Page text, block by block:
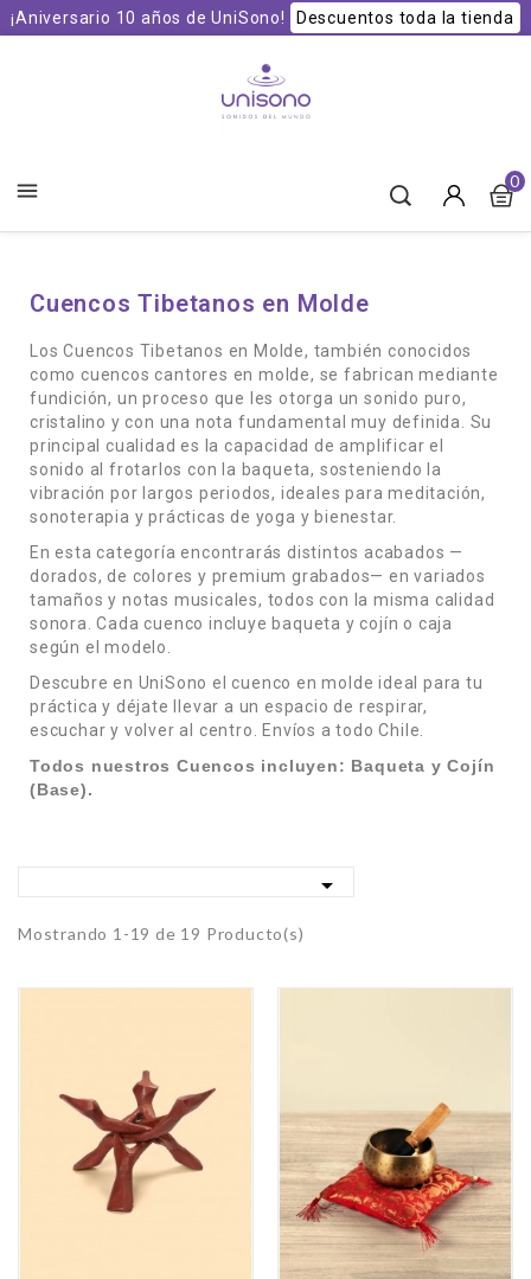
¡Aniversario 10 años de UniSono! Descuentos toda la tienda
 0
Cuencos Tibetanos en Molde
Los Cuencos Tibetanos en Molde, también conocidos
como cuencos cantores en molde, se fabrican mediante
fundición, un proceso que les otorga un sonido puro,
cristalino y con una nota fundamental muy definida. Su
principal cualidad es la capacidad de amplificar el
sonido al frotarlos con la baqueta, sosteniendo la
vibración por largos periodos, ideales para meditación,
sonoterapia y prácticas de yoga y bienestar.
En esta categoría encontrarás distintos acabados —
dorados, de colores y premium grabados— en variados
tamaños y notas musicales, todos con la misma calidad
sonora. Cada cuenco incluye baqueta y cojín o caja
según el modelo.
Descubre en UniSono el cuenco en molde ideal para tu
práctica y déjate llevar a un espacio de respirar,
escuchar y volver al centro. Envíos a todo Chile.
Todos nuestros Cuencos incluyen: Baqueta y Cojín
(Base).

Mostrando 1-19 de 19 Producto(s)